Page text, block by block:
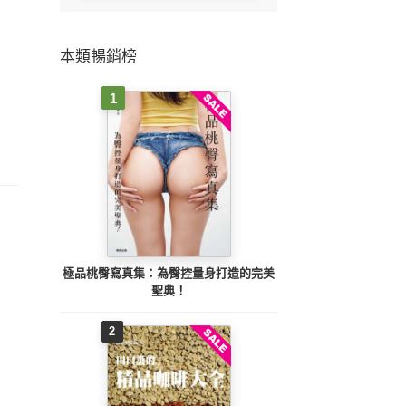
本類暢銷榜
1
極品桃臀寫真集：為臀控量身打造的完美
聖典！
2